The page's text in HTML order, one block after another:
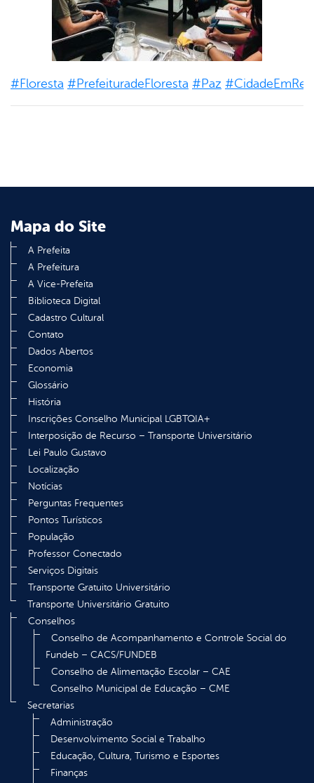
#Floresta #PrefeituradeFloresta #Paz
Mapa do Site
A Prefeita
A Prefeitura
A Vice-Prefeita
Biblioteca Digital
Cadastro Cultural
Contato
Dados Abertos
Economia
Glossário
História
Inscrições Conselho Municipal LGBTQIA+
Interposição de Recurso – Transporte Universitário
Lei Paulo Gustavo
Localização
Notícias
Perguntas Frequentes
Pontos Turísticos
População
Professor Conectado
Serviços Digitais
Transporte Gratuito Universitário
Transporte Universitário Gratuito
Conselhos
Conselho de Acompanhamento e Controle Social do
Fundeb – CACS/FUNDEB
Conselho de Alimentação Escolar – CAE
Conselho Municipal de Educação – CME
Secretarias
Administração
Desenvolvimento Social e Trabalho
Educação, Cultura, Turismo e Esportes
Finanças